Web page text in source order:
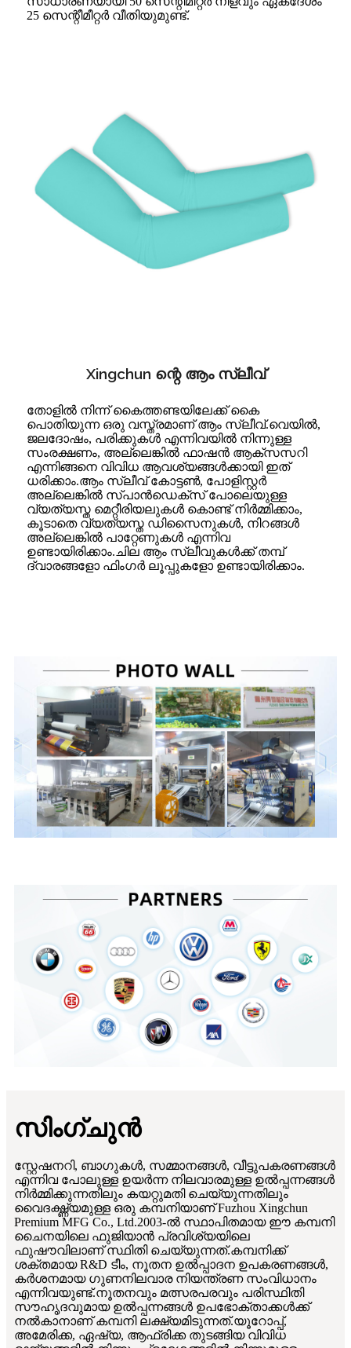
25 സെന്റീമീറ്റർ വീതിയുമുണ്ട്.
Xingchun ന്റെ ആം സ്ലീവ്
തോളിൽ നിന്ന് കൈത്തണ്ടയിലേക്ക് കൈ
പൊതിയുന്ന ഒരു വസ്ത്രമാണ് ആം സ്ലീവ്.വെയിൽ,
ജലദോഷം, പരിക്കുകൾ എന്നിവയിൽ നിന്നുള്ള
സംരക്ഷണം, അല്ലെങ്കിൽ ഫാഷൻ ആക്സസറി
എന്നിങ്ങനെ വിവിധ ആവശ്യങ്ങൾക്കായി ഇത്
ധരിക്കാം.ആം സ്ലീവ് കോട്ടൺ, പോളിസ്റ്റർ
അല്ലെങ്കിൽ സ്പാൻഡെക്സ് പോലെയുള്ള
വ്യത്യസ്ത മെറ്റീരിയലുകൾ കൊണ്ട് നിർമ്മിക്കാം,
കൂടാതെ വ്യത്യസ്ത ഡിസൈനുകൾ, നിറങ്ങൾ
അല്ലെങ്കിൽ പാറ്റേണുകൾ എന്നിവ
ഉണ്ടായിരിക്കാം.ചില ആം സ്ലീവുകൾക്ക് തമ്പ്
ദ്വാരങ്ങളോ ഫിംഗർ ലൂപ്പുകളോ ഉണ്ടായിരിക്കാം.
സിംഗ്ചുൻ
സ്റ്റേഷനറി, ബാഗുകൾ, സമ്മാനങ്ങൾ, വീട്ടുപകരണങ്ങൾ
എന്നിവ പോലുള്ള ഉയർന്ന നിലവാരമുള്ള ഉൽപ്പന്നങ്ങൾ
നിർമ്മിക്കുന്നതിലും കയറ്റുമതി ചെയ്യുന്നതിലും
വൈദഗ്ദ്ധ്യമുള്ള ഒരു കമ്പനിയാണ് Fuzhou Xingchun
Premium MFG Co., Ltd.2003-ൽ സ്ഥാപിതമായ ഈ കമ്പനി
ചൈനയിലെ ഫുജിയാൻ പ്രവിശ്യയിലെ
ഫുഷൗവിലാണ് സ്ഥിതി ചെയ്യുന്നത്.കമ്പനിക്ക്
ശക്തമായ R&D ടീം, നൂതന ഉൽപ്പാദന ഉപകരണങ്ങൾ,
കർശനമായ ഗുണനിലവാര നിയന്ത്രണ സംവിധാനം
എന്നിവയുണ്ട്.നൂതനവും മത്സരപരവും പരിസ്ഥിതി
സൗഹൃദവുമായ ഉൽപ്പന്നങ്ങൾ ഉപഭോക്താക്കൾക്ക്
നൽകാനാണ് കമ്പനി ലക്ഷ്യമിടുന്നത്.യൂറോപ്പ്,
അമേരിക്ക, ഏഷ്യ, ആഫ്രിക്ക തുടങ്ങിയ വിവിധ